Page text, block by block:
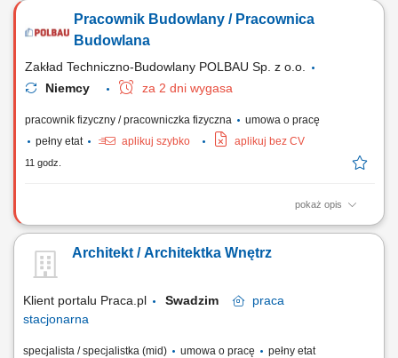
na placach budowy oraz nadzór nad generalnymi wykonawcami,
dostawcami technologii i kontraktami EPC/EPCM; Kontrola
Pracownik Budowlany / Pracownica
Budowlana
Zakład Techniczno-Budowlany POLBAU Sp. z o.o.
Niemcy
za 2 dni wygasa
pracownik fizyczny / pracowniczka fizyczna
umowa o pracę
pełny etat
aplikuj szybko aplikuj bez CV
11 godz.
pokaż opis
Zadania Montaż oraz demontaż systemowych szalunków budowlanych
żelbetowych na budowach w Niemczech; Prawidłowa realizacja
powierzonych robót budowlanych na podstawie dokumentacji
Architekt / Architektka Wnętrz
Klient portalu Praca.pl Swadzim
praca
stacjonarna
specjalista / specjalistka (mid) umowa o pracę pełny etat